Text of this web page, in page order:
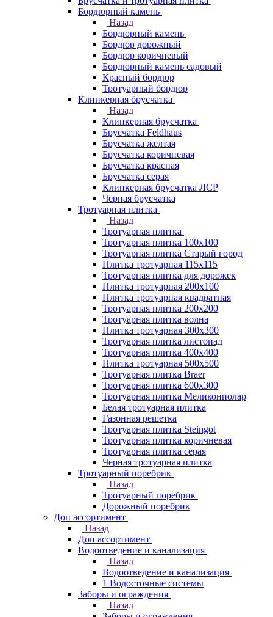
Бордюрный камень
Назад
Бордюрный камень
Бордюр дорожный
Бордюр коричневый
Бордюрный камень садовый
Красный бордюр
Тротуарный бордюр
Клинкерная брусчатка
Назад
Клинкерная брусчатка
Брусчатка Feldhaus
Брусчатка желтая
Брусчатка коричневая
Брусчатка красная
Брусчатка серая
Клинкерная брусчатка ЛСР
Черная брусчатка
Тротуарная плитка
Назад
Тротуарная плитка
Тротуарная плитка 100x100
Тротуарная плитка Старый город
Плитка тротуарная 115x115
Тротуарная плитка для дорожек
Плитка тротуарная 200х100
Плитка тротуарная квадратная
Тротуарная плитка 200х200
Тротуарная плитка волна
Плитка тротуарная 300х300
Тротуарная плитка листопад
Тротуарная плитка 400х400
Плитка тротуарная 500x500
Тротуарная плитка Braer
Тротуарная плитка 600х300
Тротуарная плитка Меликонполар
Белая тротуарная плитка
Газонная решетка
Тротуарная плитка Steingot
Тротуарная плитка коричневая
Тротуарная плитка серая
Черная тротуарная плитка
Тротуарный поребрик
Назад
Тротуарный поребрик
Дорожный поребрик
Доп ассортимент
Назад
Доп ассортимент
Водоотведение и канализация
Назад
Водоотведение и канализация
1 Водосточные системы
Заборы и ограждения
Назад